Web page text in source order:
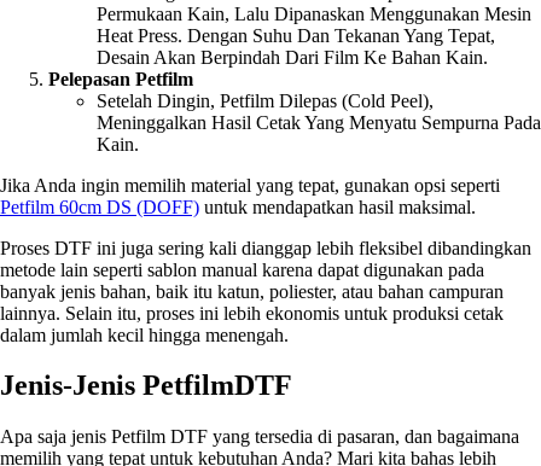
Permukaan Kain, Lalu Dipanaskan Menggunakan Mesin
Heat Press. Dengan Suhu Dan Tekanan Yang Tepat,
Desain Akan Berpindah Dari Film Ke Bahan Kain.
Pelepasan Petfilm
Setelah Dingin, Petfilm Dilepas (cold Peel),
Meninggalkan Hasil Cetak Yang Menyatu Sempurna Pada
Kain.
Jika Anda ingin memilih material yang tepat, gunakan opsi seperti
Petfilm 60cm DS (DOFF) untuk mendapatkan hasil maksimal.
Proses DTF ini juga sering kali dianggap lebih fleksibel dibandingkan
metode lain seperti sablon manual karena dapat digunakan pada
banyak jenis bahan, baik itu katun, poliester, atau bahan campuran
lainnya. Selain itu, proses ini lebih ekonomis untuk produksi cetak
dalam jumlah kecil hingga menengah.
Jenis-Jenis PetfilmDTF
Apa saja jenis Petfilm DTF yang tersedia di pasaran, dan bagaimana
memilih yang tepat untuk kebutuhan Anda? Mari kita bahas lebih